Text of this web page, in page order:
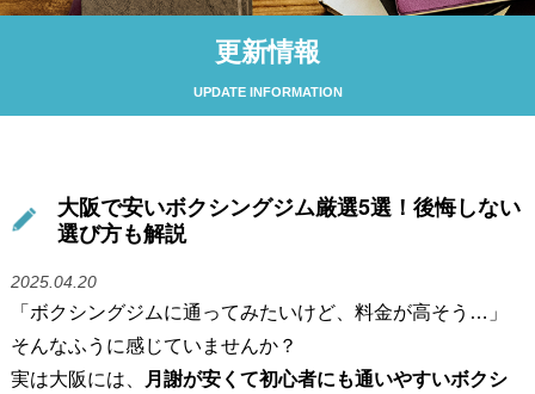
更新情報
UPDATE INFORMATION
大阪で安いボクシングジム厳選5選！後悔しない
選び方も解説
2025.04.20
「ボクシングジムに通ってみたいけど、料金が高そう…」
そんなふうに感じていませんか？
実は大阪には、
月謝が安くて初心者にも通いやすいボクシ